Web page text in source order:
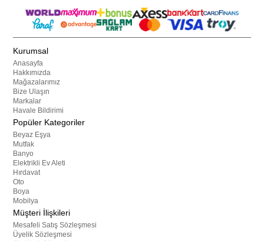
Kurumsal
Anasayfa
Hakkımızda
Mağazalarımız
Bize Ulaşın
Markalar
Havale Bildirimi
Popüler Kategoriler
Beyaz Eşya
Mutfak
Banyo
Elektrikli Ev Aleti
Hırdavat
Oto
Boya
Mobilya
Müşteri İlişkileri
Mesafeli Satış Sözleşmesi
Üyelik Sözleşmesi